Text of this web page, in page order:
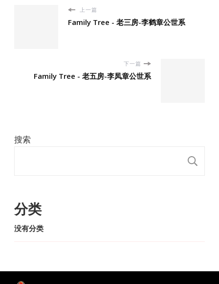
上一篇
Family Tree - 老三房-李鹤章公世系
下一篇
Family Tree - 老五房-李凤章公世系
搜索
分类
没有分类